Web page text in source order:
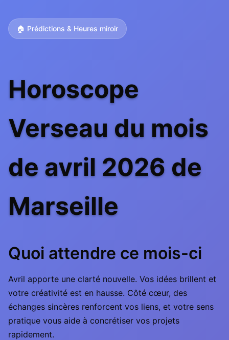
🏠 Prédictions & Heures miroir
Horoscope
Verseau du mois
de avril 2026 de
Marseille
Quoi attendre ce mois-ci
Avril apporte une clarté nouvelle. Vos idées brillent et
votre créativité est en hausse. Côté cœur, des
échanges sincères renforcent vos liens, et votre sens
pratique vous aide à concrétiser vos projets
rapidement.